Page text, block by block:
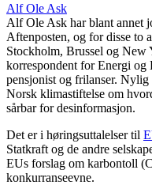
Alf Ole Ask
Alf Ole Ask har blant annet
Aftenposten, og for disse to
Stockholm, Brussel og New
korrespondent for Energi
pensjonist og frilanser. Nylig
Norsk klimastiftelse om
sårbar for desinformasjon.
Det er i høringsuttalelser til
Statkraft og de andre
EUs forslag om karbontoll
konkurranseevne.